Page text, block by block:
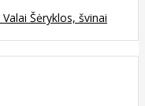
Valai Šėryklos, švinai